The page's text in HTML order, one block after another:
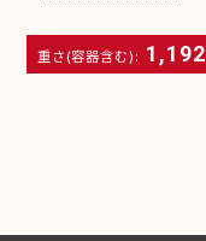
重さ(容器含む): 1,192